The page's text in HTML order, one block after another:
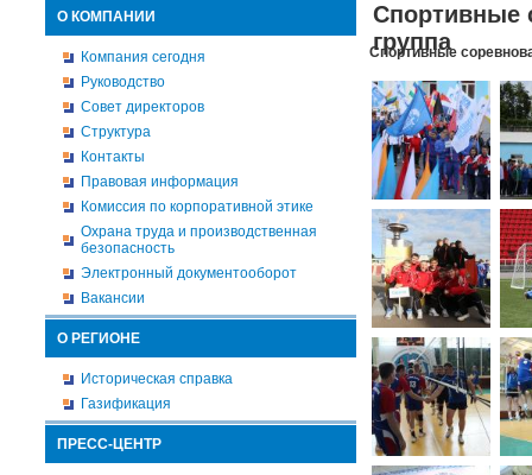
О КОМПАНИИ
Компания сегодня
Руководство
Совет директоров
Структура
Контакты
Правовая информация
Комиссия по корпоративной этике
Охрана труда и производственная
безопасность
Электронный документооборот
Вакансии
О РЕГИОНЕ
Историческая справка
Газификация
ПРЕСС-ЦЕНТР
Спортивные
группа
Спортивные